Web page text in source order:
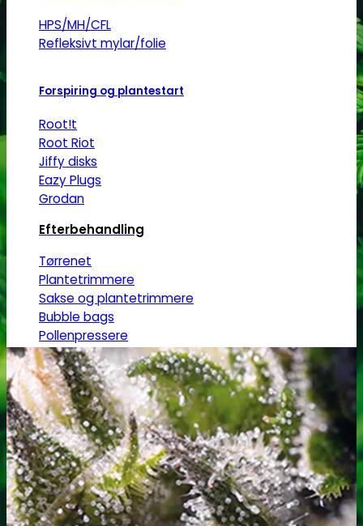
HPS/MH/CFL
Refleksivt mylar/folie
Forspiring og plantestart
Root!t
Root Riot
Jiffy disks
Eazy Plugs
Grodan
Efterbehandling
Tørrenet
Plantetrimmere
Sakse og plantetrimmere
Bubble bags
Pollenpressere
Fugtighedsregulering
Mikroskoper
Grotelte
Herbgarden™
RoyalRoom®
AC infinity
Cultibox
Mulighederne
vælges
varesiden